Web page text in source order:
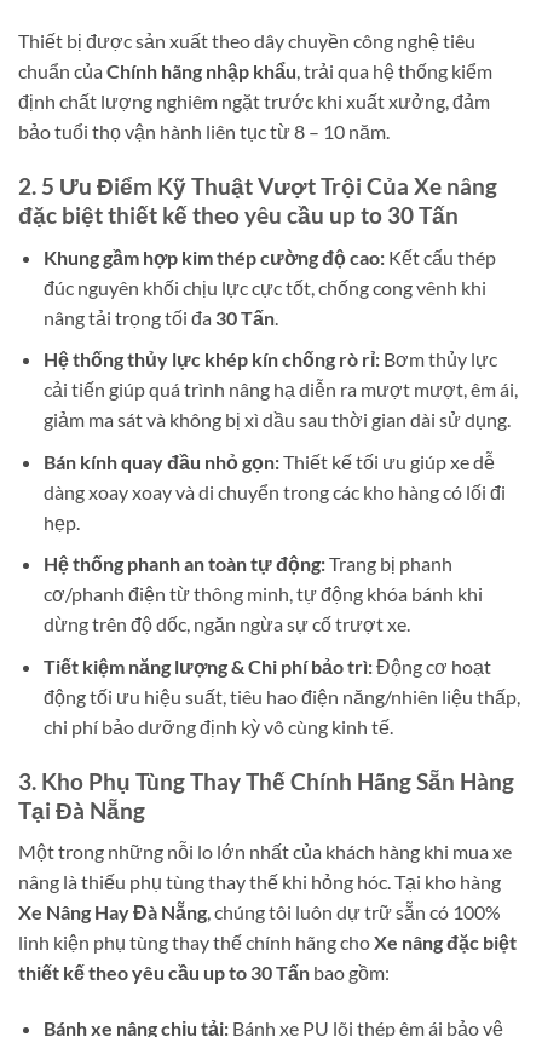
Thiết bị được sản xuất theo dây chuyền công nghệ tiêu
chuẩn của Chính hãng nhập khẩu, trải qua hệ thống kiểm
định chất lượng nghiêm ngặt trước khi xuất xưởng, đảm
bảo tuổi thọ vận hành liên tục từ 8 – 10 năm.
2. 5 Ưu Điểm Kỹ Thuật Vượt Trội Của Xe nâng
đặc biệt thiết kế theo yêu cầu up to 30 Tấn
Khung gầm hợp kim thép cường độ cao:Kết cấu thép
đúc nguyên khối chịu lực cực tốt, chống cong vênh khi
nâng tải trọng tối đa 30 Tấn.
Hệ thống thủy lực khép kín chống rò rỉ:Bơm thủy lực
cải tiến giúp quá trình nâng hạ diễn ra mượt mượt, êm ái,
giảm ma sát và không bị xì dầu sau thời gian dài sử dụng.
Bán kính quay đầu nhỏ gọn:Thiết kế tối ưu giúp xe dễ
dàng xoay xoay và di chuyển trong các kho hàng có lối đi
hẹp.
Hệ thống phanh an toàn tự động:Trang bị phanh
cơ/phanh điện từ thông minh, tự động khóa bánh khi
dừng trên độ dốc, ngăn ngừa sự cố trượt xe.
Tiết kiệm năng lượng & Chi phí bảo trì:Động cơ hoạt
động tối ưu hiệu suất, tiêu hao điện năng/nhiên liệu thấp,
chi phí bảo dưỡng định kỳ vô cùng kinh tế.
3. Kho Phụ Tùng Thay Thế Chính Hãng Sẵn Hàng
Tại Đà Nẵng
Một trong những nỗi lo lớn nhất của khách hàng khi mua xe
nâng là thiếu phụ tùng thay thế khi hỏng hóc. Tại kho hàng
Xe Nâng Hay Đà Nẵng, chúng tôi luôn dự trữ sẵn có 100%
linh kiện phụ tùng thay thế chính hãng choXe nâng đặc biệt
thiết kế theo yêu cầu up to 30 Tấn bao gồm:
Bánh xe nâng chịu tải:Bánh xe PU lõi thép êm ái bảo vệ